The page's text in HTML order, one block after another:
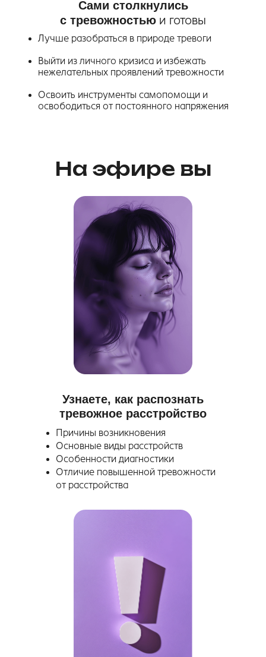
Сами столкнулись
с тревожностью и готовы
Лучше разобраться в природе тревоги
Выйти из личного кризиса и избежать
нежелательных проявлений тревожности
Освоить инструменты самопомощи и
освободиться от постоянного напряжения
На эфире вы
Причины возникновения
Основные виды расстройств
Особенности диагностики
Отличие повышенной тревожности
от расстройства
Узнаете, как распознать
тревожное расстройство